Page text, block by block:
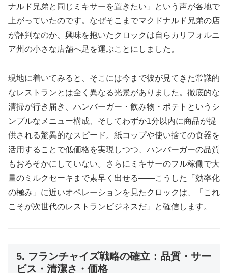
ナルド兄弟と同じミキサーを置きたい」という声が各地で
上がっていたのです。なぜそこまでマクドナルド兄弟の店
が評判なのか、興味を抱いたクロックは自らカリフォルニ
ア州の小さな店舗へ足を運ぶことにしました。
現地に着いてみると、そこには今まで彼が見てきた常識的
なレストランとは全く異なる光景がありました。徹底的な
清掃が行き届き、ハンバーガー・飲み物・ポテトというシ
ンプルなメニュー構成、そしてわずか1分以内に商品が提
供される驚異的なスピード。紙コップや使い捨ての食器を
活用することで低価格を実現しつつ、ハンバーガーの品質
もおろそかにしていない。さらにミキサーのフル稼働で大
量のミルクセーキまで素早く出せる――こうした「効率化
の極み」に近いオペレーションを見たクロックは、「これ
こそが次世代のレストランビジネスだ」と確信します。
5. フランチャイズ戦略の確立：品質・サー
ビス・清潔さ・価格